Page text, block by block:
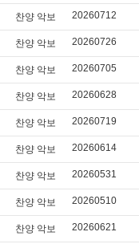
찬양 악보 20260712
찬양 악보 20260726
찬양 악보 20260705
찬양 악보 20260628
찬양 악보 20260719
찬양 악보 20260614
찬양 악보 20260531
찬양 악보 20260510
찬양 악보 20260621